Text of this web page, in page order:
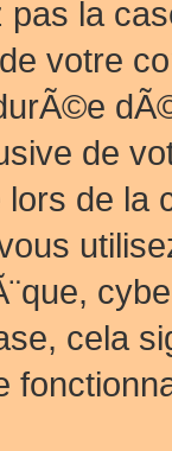
pas la
votre
de
lors de
cela